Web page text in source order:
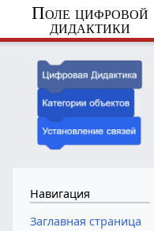
Поле цифровой
дидактики
Навигация
Заглавная страница